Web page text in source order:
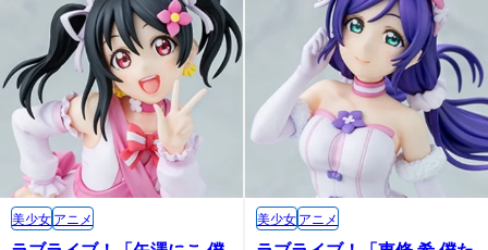
美少女アニメ 美少女アニメ